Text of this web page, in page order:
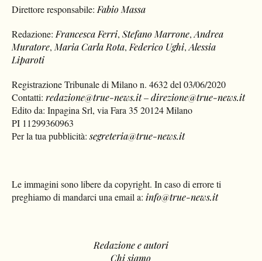
Direttore responsabile: Fabio Massa
Redazione: Francesca Ferri,Stefano Marrone,Andrea
Muratore, Maria Carla Rota, Federico Ughi,Alessia
Liparoti
Registrazione Tribunale di Milano n. 4632 del 03/06/2020
Contatti:redazione@true-news.it–direzione@true-news.it
Edito da: Inpagina Srl, via Fara 35 20124 Milano
PI 11299360963
Per la tua pubblicità:segreteria@true-news.it
Le immagini sono libere da copyright. In caso di errore ti
preghiamo di mandarci una email a: info@true-news.it
Redazione e autori
Chi siamo